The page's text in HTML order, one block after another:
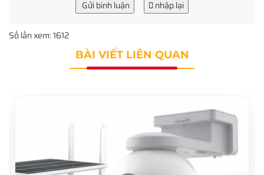
Gửi bình luận nhập lại
Số lần xem: 1612
BÀI VIẾT LIÊN QUAN